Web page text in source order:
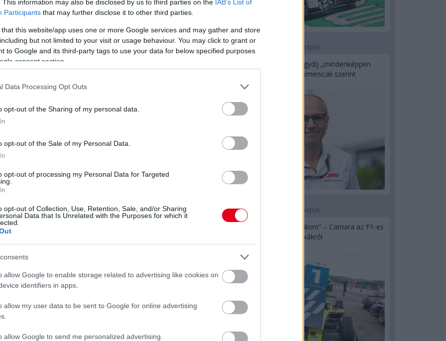
This information may also be disclosed by us to third parties on the IAB’s List of
Participants that may further disclose it to other third parties.
that this website/app uses one or more Google services and may gather and store
but not limited to your visit or usage behaviour. You may click to grant or
to Google and its third-party tags to use your data for below specified purposes
consent section.
Data Processing Opt Outs
opt-out of the Sharing of my personal data.
opt-out of the Sale of my Personal Data.
opt-out of processing my Personal Data for Targeted
opt-out of Collection, Use, Retention, Sale, and/or Sharing
Data that Is Unrelated with the Purposes for which it
allow Google to enable storage related to advertising like cookies on
identifiers in apps.
allow my user data to be sent to Google for online advertising
allow Google to send me personalized advertising.
csupán egy kitűnő versenyzőtől, hanem
is búcsúzni kényszerült a sportág és
is ez a kettősség jellemezte:
s tisztelegtek egy nagyszerűen
előtt. Utóbbival kapcsolatban a többség
hogy a 2014-es Monacói Nagydíjon
szerzett a Marussiával, első és
ben érkező kiscsapatok valamelyikével.
vezetett. Formulaautós pályafutása rögtön
nagy fölénnyel nyerte meg a
Mégsem ebben az irányban
lett bronzérmes, s Hülkenberget
zandvoorti Masters of F3-at. A következő
is meglett, fölényesen, egy nagyon erős
Gutierrez, Merhi, Coletti, Hartley és
Az F3-ban már nem volt mit elérni, így a
még a betanulásról szólt, ezt követően
idényt a harmadik helyen zárta, a
lett Romain Grosjean mögött.
1 napja
Az F1-es Német Nagydíj „mindenképpen
megvalósul” Domenicali szerint
1 napja
„Jó látni, hogy közel az álom” – Camara az F1-es
pletykákról